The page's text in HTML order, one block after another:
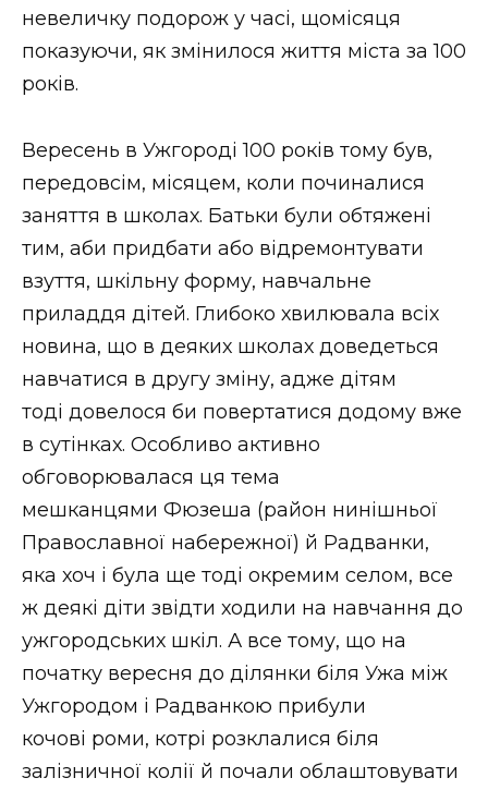
НОВИНИ ЗАХІДНОЇ УКРАЇНИ
ФОТО
невеличку подорож у часі, щомісяця
показуючи, як змінилося життя міста за 100
років.
Вересень в Ужгороді 100 років тому був,
передовсім, місяцем, коли починалися
заняття в школах. Батьки були обтяжені
тим, аби придбати або відремонтувати
взуття, шкільну форму, навчальне
приладдя дітей. Глибоко хвилювала всіх
новина, що в деяких школах доведеться
навчатися в другу зміну, адже дітям
тоді довелося би повертатися додому вже
в сутінках. Особливо активно
обговорювалася ця тема
мешканцями Фюзеша (район нинішньої
Православної набережної) й Радванки,
яка хоч і була ще тоді окремим селом, все
ж деякі діти звідти ходили на навчання до
ужгородських шкіл. А все тому, що на
початку вересня до ділянки біля Ужа між
Ужгородом і Радванкою прибули
кочові роми, котрі розклалися біля
залізничної колії й почали облаштовувати